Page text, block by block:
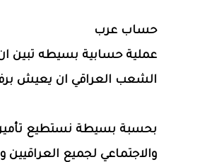
حساب عرب
عملية حسابية بسيطه تبين
الشعب العراقي ان يعيش
بحسبة بسيطة نستطيع
والاجتماعي لجميع العراقيين